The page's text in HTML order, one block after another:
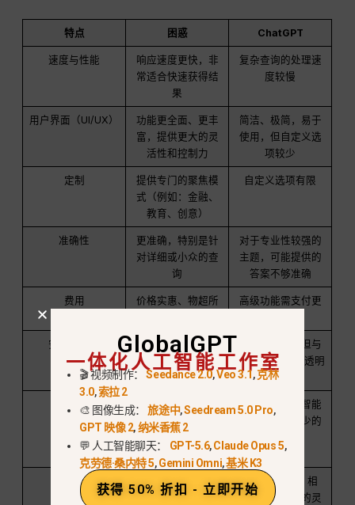
特点 困惑 ChatGPT
速度与性能
响应速度更快，非
常适合快速获得结
果
复杂查询的处理速
度较慢
用户界面（UI/UX）
功能更全面、更丰
富，提供更大的灵
活性和控制力
简洁、极简，易于
使用，但自定义选
项较少
定制
提供专门的聚焦模
式（例如：金融、
教育、创意）
自定义选项有限
准确性
更准确，特别是针
对详细或小众的查
询
对于专业性较强的
主题，可能提供的
答案不够准确
费用
价格实惠、物超所
高级功能需支付更
安全与隐私
严格的隐私政策，
透明的数据保护
安全性可靠，但与
Perplexity相比透明
度较低
专业方向
可根据不同领域
（包括教育和商
业）进行定制化侧
一种通用人工智能
工具，具有较少的
一体化
支持多种平台，并
可与更多工具集成
与 Perplexity 相
比，集成方面的灵
GlobalGPT
一体化人工智能工作室
🎬 视频制作：Seedance 2.0,Veo 3.1,克林
3.0,索拉 2
🎨 图像生成：旅途中,Seedream 5.0 Pro,
GPT 映像 2,纳米香蕉 2
💬 人工智能聊天： GPT-5.6,Claude Opus 5,
克劳德·桑内特 5,Gemini Omni,基米 K3
获得 50% 折扣 - 立即开始